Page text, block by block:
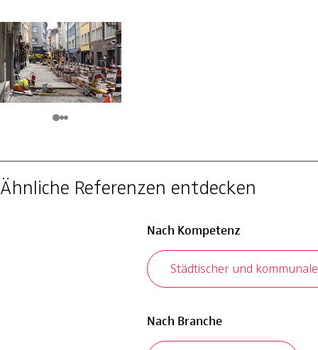
Ähnliche Referenzen entdecken
Nach Kompetenz
Städtischer und
Nach Branche